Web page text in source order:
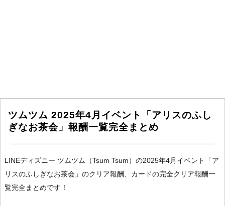
ツムツム 2025年4月イベント「アリスのふし
ぎなお茶会」報酬一覧完全まとめ
LINEディズニー ツムツム（Tsum Tsum）の2025年4月イベント「ア
リスのふしぎなお茶会」のクリア報酬、カードの完全クリア報酬一
覧完全まとめです！